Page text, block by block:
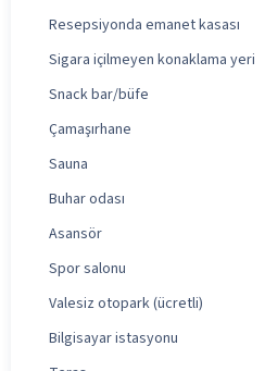
Resepsiyonda emanet kasası
Sigara içilmeyen konaklama yeri
Snack bar/büfe
Çamaşırhane
Sauna
Buhar odası
Asansör
Spor salonu
Valesiz otopark (ücretli)
Bilgisayar istasyonu